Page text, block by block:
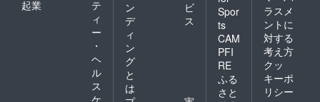
起業
テ
ィ
ー
・
ヘ
ル
ス
ケ
ン
デ
ィ
ン
グ
と
は
ビ
ス
Spor
ts
CAM
PFI
RE
ふる
さと
ラスメ
ントに
対する
考え方
クッ
キーポ
リシー